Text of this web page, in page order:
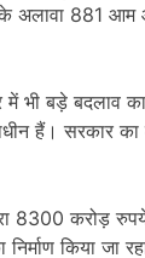
881 आम
में भी बड़े बदलाव
हैं। सरकार
8300 करोड़
किया जा